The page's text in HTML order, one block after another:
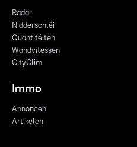
Radar
Nidderschléi
Quantitéiten
Wandvitessen
CityClim
Immo
Annoncen
Artikelen